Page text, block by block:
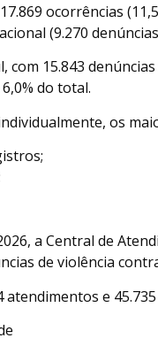
ocorrências
(9.270
com 15.843
do total.
os
a Central de
de violência
e